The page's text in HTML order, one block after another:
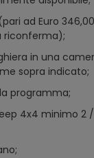
ad Euro
riconferma);
in una
sopra indicato;
programma;
4x4 minimo 2